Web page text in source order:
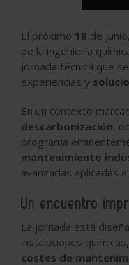
El próximo 18 de
de la ingeniería
jornada técnica que
experiencias y
En un contexto
descarbonización,
programa
mantenimiento
avanzadas aplicadas
Un encuentro
La jornada está
instalaciones
costes de